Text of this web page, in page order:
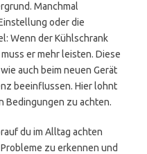
Manchmal
oder die
Wenn der Kühlschrank
er mehr leisten. Diese
auch beim neuen Gerät
beeinflussen. Hier lohnt
Bedingungen zu achten.
du im Alltag achten
zu erkennen und